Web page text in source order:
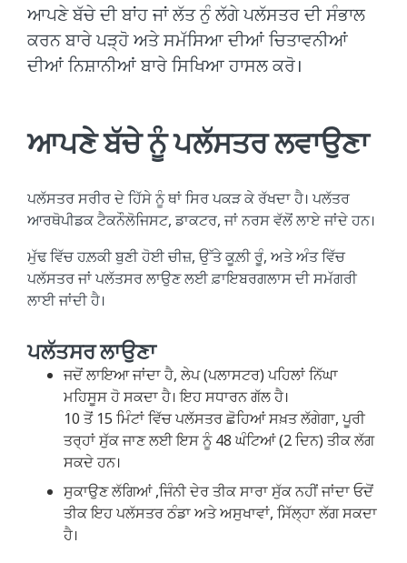
ਆਪਣੇ ਬੱਚੇ ਦੀ ਬਾਂਹ ਜਾਂ ਲੱਤ ਨੁੰ ਲੱਗੇ ਪਲੱਸਤਰ ਦੀ ਸੰਭਾਲ
ਕਰਨ ਬਾਰੇ ਪੜ੍ਹੋ ਅਤੇ ਸਮੱਸਿਆ ਦੀਆਂ ਚਿਤਾਵਨੀਆਂ
ਦੀਆਂ ਨਿਸ਼ਾਨੀਆਂ ਬਾਰੇ ਸਿਖਿਆ ਹਾਸਲ ਕਰੋ।
ਆਪਣੇ ਬੱਚੇ ਨੂੰ ਪਲੱਸਤਰ ਲਵਾਉਣਾ
ਪਲੱਸਤਰ ਸਰੀਰ ਦੇ ਹਿੱਸੇ ਨੂੰ ਥਾਂ ਸਿਰ ਪਕੜ ਕੇ ਰੱਖਦਾ ਹੈ। ਪਲੱਤਰ
ਆਰਥੋਪੀਡਕ ਟੈਕਨੌਲੋਜਿਸਟ, ਡਾਕਟਰ, ਜਾਂ ਨਰਸ ਵੱਲੋਂ ਲਾਏ ਜਾਂਦੇ ਹਨ।
ਮੁੱਢ ਵਿੱਚ ਹਲ਼ਕੀ ਬੁਣੀ ਹੋਈ ਚੀਜ਼, ਉੱਤੇ ਕੂਲ਼ੀ ਰੂੰ, ਅਤੇ ਅੰਤ ਵਿੱਚ
ਪਲੱਸਤਰ ਜਾਂ ਪਲੱਤਸਰ ਲਾਉਣ ਲਈ ਫ਼ਾਇਬਰਗਲਾਸ ਦੀ ਸਮੱਗਰੀ
ਲਾਈ ਜਾਂਦੀ ਹੈ।
ਪਲੱਤਸਰ ਲਾਉਣਾ
ਜਦੋਂ ਲਾਇਆ ਜਾਂਦਾ ਹੈ, ਲੇਪ (ਪਲਾਸਟਰ) ਪਹਿਲਾਂ ਨਿੱਘਾ
ਮਹਿਸੂਸ ਹੋ ਸਕਦਾ ਹੈ। ਇਹ ਸਧਾਰਨ ਗੱਲ ਹੈ।
10 ਤੋਂ 15 ਮਿੰਟਾਂ ਵਿੱਚ ਪਲੱਸਤਰ ਛੋਹਿਆਂ ਸਖ਼ਤ ਲੱਗੇਗਾ, ਪੂਰੀ
ਤਰ੍ਹਾਂ ਸੁੱਕ ਜਾਣ ਲਈ ਇਸ ਨੂੰ 48 ਘੰਟਿਆਂ (2 ਦਿਨ) ਤੀਕ ਲੱਗ
ਸਕਦੇ ਹਨ।
ਸੁਕਾਉਣ ਲੱਗਿਆਂ ,ਜਿੰਨੀ ਦੇਰ ਤੀਕ ਸਾਰਾ ਸੁੱਕ ਨਹੀਂ ਜਾਂਦਾ ਓਦੋਂ
ਤੀਕ ਇਹ ਪਲੱਸਤਰ ਠੰਡਾ ਅਤੇ ਅਸੁਖਾਵਾਂ, ਸਿੱਲ੍ਹਾ ਲੱਗ ਸਕਦਾ
ਹੈ।